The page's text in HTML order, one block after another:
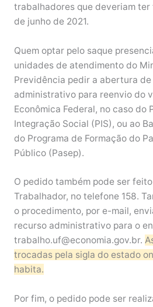
trabalhadores que deveriam
de junho de 2021.
Quem optar pelo saque
unidades de atendimento do
Previdência pedir a abertura
administrativo para reenvio do
Econômica Federal, no caso do
Integração Social (PIS), ou ao
do Programa de Formação do
Público (Pasep).
O pedido também pode ser
Trabalhador, no telefone 158.
o procedimento, por e-mail,
recurso administrativo para o
trabalho.uf@economia.gov.br.
trocadas pela sigla do estado
habita.
Por fim, o pedido pode ser